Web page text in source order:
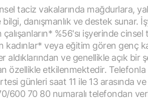
taciz vakalarında mağdurlara,
danışmanlık ve destek sunar.
%56'sı işyerinde cinsel
kadınlar* veya eğitim gören genç
aldıklarından ve genellikle açık bir
özellikle etkilenmektedir. Telefonla
günleri saat 11 ile 13 arasında
600 70 80 numaralı telefondan